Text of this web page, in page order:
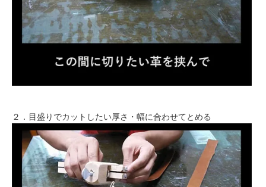
２．目盛りでカットしたい厚さ・幅に合わせてとめる